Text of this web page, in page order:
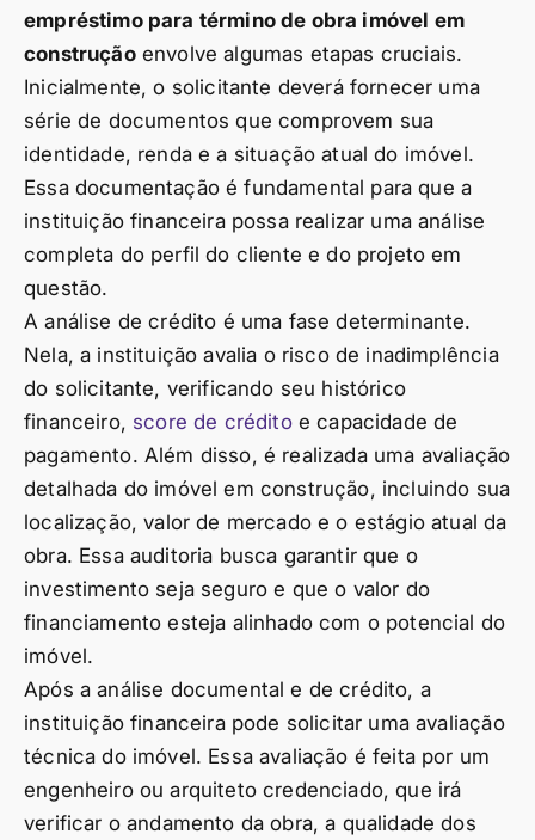
empréstimo para término de obra imóvel em
construçãoenvolve algumas etapas cruciais.
Inicialmente, o solicitante deverá fornecer uma
série de documentos que comprovem sua
identidade, renda e a situação atual do imóvel.
Essa documentação é fundamental para que a
instituição financeira possa realizar uma análise
completa do perfil do cliente e do projeto em
questão.
A análise de crédito é uma fase determinante.
Nela, a instituição avalia o risco de inadimplência
do solicitante, verificando seu histórico
financeiro, score de créditoe capacidade de
pagamento. Além disso, é realizada uma avaliação
detalhada do imóvel em construção, incluindo sua
localização, valor de mercado e o estágio atual da
obra. Essa auditoria busca garantir que o
investimento seja seguro e que o valor do
financiamento esteja alinhado com o potencial do
imóvel.
Após a análise documental e de crédito, a
instituição financeira pode solicitar uma avaliação
técnica do imóvel. Essa avaliação é feita por um
engenheiro ou arquiteto credenciado, que irá
verificar o andamento da obra, a qualidade dos